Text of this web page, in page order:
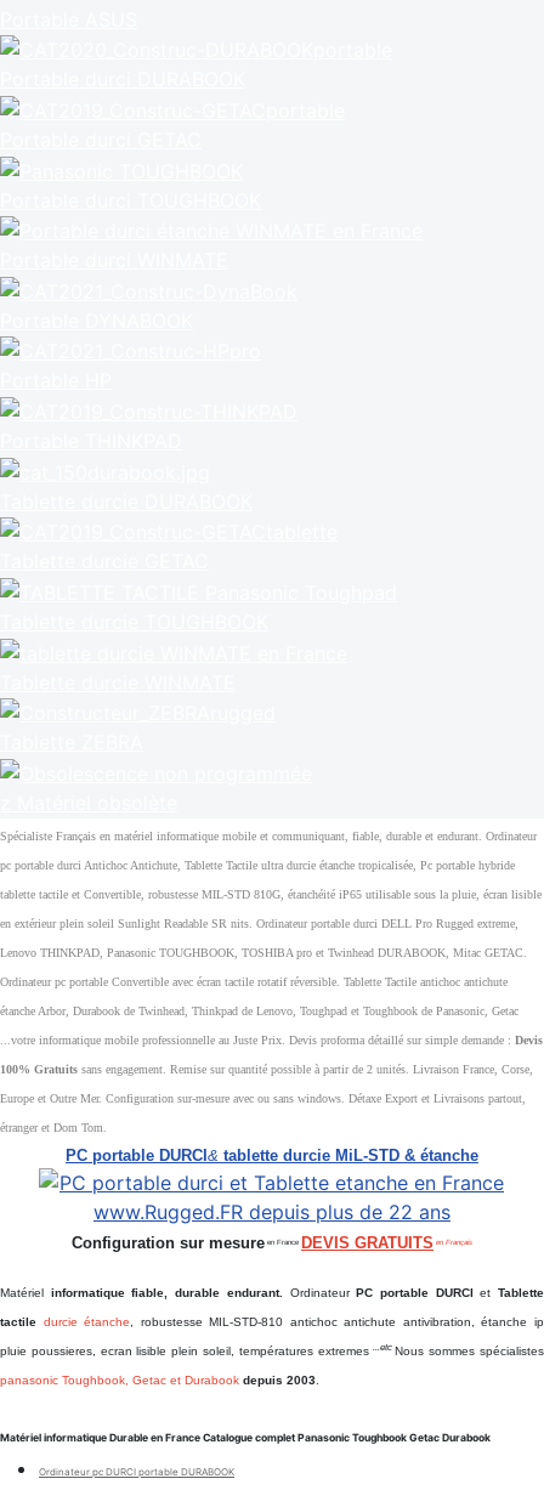
Spécialiste Français en matériel informatique mobile et communiquant, fiable, durable et endurant. Ordinateur
pc portable durci Antichoc Antichute, Tablette Tactile ultra durcie étanche tropicalisée, Pc portable hybride
tablette tactile et Convertible, robustesse MIL-STD 810G, étanchéité iP65 utilisable sous la pluie, écran lisible
en extérieur plein soleil Sunlight Readable SR nits. Ordinateur portable durci DELL Pro Rugged extreme,
Lenovo THINKPAD, Panasonic TOUGHBOOK, TOSHIBA pro et Twinhead DURABOOK, Mitac GETAC.
Ordinateur pc portable Convertible avec écran tactile rotatif réversible. Tablette Tactile antichoc antichute
étanche Arbor, Durabook de Twinhead, Thinkpad de Lenovo, Toughpad et Toughbook de Panasonic, Getac
...votre informatique mobile professionnelle au Juste Prix. Devis proforma détaillé sur simple demande : Devis
100% Gratuits sans engagement. Remise sur quantité possible à partir de 2 unités. Livraison France, Corse,
Europe et Outre Mer. Configuration sur-mesure avec ou sans windows. Détaxe Export et Livraisons partout,
étranger et Dom Tom.
PC portable DURCI & tablette durcie MiL-STD & étanche
Configuration sur mesure en France DEVIS GRATUITS en Français
Matériel informatique fiable, durable endurant. OrdinateurPC portable DURCIet Tablette
tactile durcie étanche , robustesse MIL-STD-810 antichoc antichute antivibration, étanche ip
pluie poussieres, ecran lisible plein soleil, températures extremes ...etcNous sommes spécialistes
panasonic Toughbook, Getac et Durabook depuis 2003
Matériel informatique Durable en France Catalogue complet Panasonic Toughbook Getac Durabook
Ordinateur pc DURCI portable DURABOOK